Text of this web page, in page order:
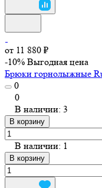
от 11 880 ₽
-10% Выгодная цена
Брюки горнолыжные
0
0
В наличии: 3
В корзину
В наличии: 1
В корзину